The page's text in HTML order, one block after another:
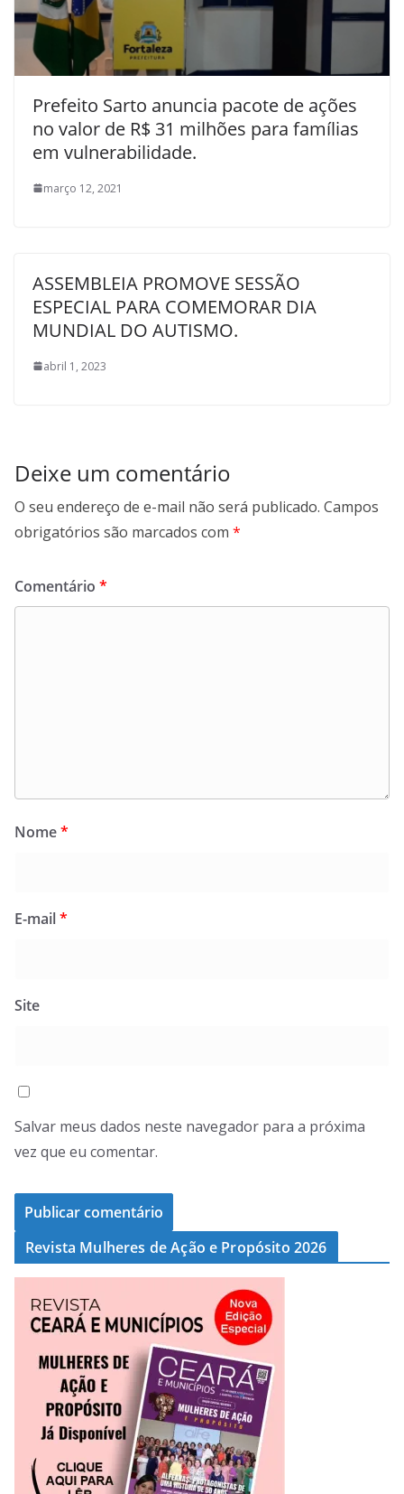
Prefeito Sarto anuncia pacote de ações
no valor de R$ 31 milhões para famílias
em vulnerabilidade.
março 12, 2021
ASSEMBLEIA PROMOVE SESSÃO
ESPECIAL PARA COMEMORAR DIA
MUNDIAL DO AUTISMO.
abril 1, 2023
Deixe um comentário
O seu endereço de e-mail não será publicado. Campos
obrigatórios são marcados com *
Comentário *
Nome*
E-mail*
Site
Salvar meus dados neste navegador para a próxima
vez que eu comentar.
Revista Mulheres de Ação e Propósito 2026